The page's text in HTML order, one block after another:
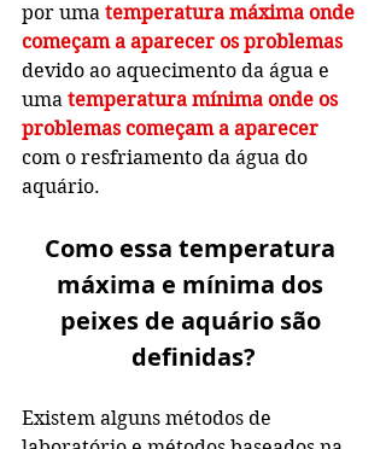
por uma temperatura máxima onde
começam a aparecer os problemas
devido ao aquecimento da água e
uma temperatura mínima onde os
problemas começam a aparecer
com o resfriamento da água do
aquário.
Como essa temperatura
máxima e mínima dos
peixes de aquário são
definidas?
Existem alguns métodos de